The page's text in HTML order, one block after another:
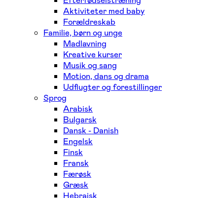
Aktiviteter med baby
Forældreskab
Familie, børn og unge
Madlavning
Kreative kurser
Musik og sang
Motion, dans og drama
Udflugter og forestillinger
Sprog
Arabisk
Bulgarsk
Dansk - Danish
Engelsk
Finsk
Fransk
Færøsk
Græsk
Hebraisk